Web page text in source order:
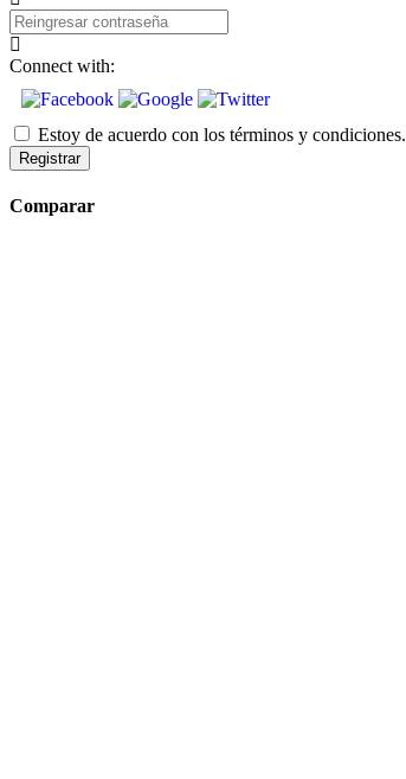
Reingresar
contraseña
Connect with:
Estoy de acuerdo con los términos y condiciones.
Registrar
Comparar